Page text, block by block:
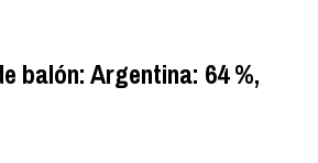
balón: Argentina: 64 %,